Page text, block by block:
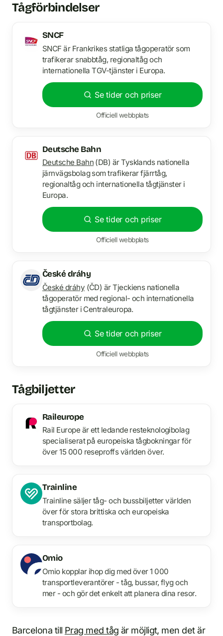
Tågförbindelser
SNCF
SNCF är Frankrikes statliga tågoperatör som
trafikerar snabbtåg, regionaltåg och
internationella TGV-tjänster i Europa.
Se tider och priser
Officiell webbplats
Deutsche Bahn
Deutsche Bahn(DB) är Tysklands nationella
järnvägsbolag som trafikerar fjärrtåg,
regionaltåg och internationella tågtjänster i
Europa.
Se tider och priser
Officiell webbplats
České dráhy
České dráhy (ČD) är Tjeckiens nationella
tågoperatör med regional- och internationella
tågtjänster i Centraleuropa.
Se tider och priser
Officiell webbplats
Tågbiljetter
Raileurope
Rail Europe är ett ledande resteknologibolag
specialiserat på europeiska tågbokningar för
över 15 000 reseproffs världen över.
Trainline
Trainline säljer tåg- och bussbiljetter världen
över för stora brittiska och europeiska
transportbolag.
Omio
Omio kopplar ihop dig med över 1 000
transportleverantörer - tåg, bussar, flyg och
mer - och gör det enkelt att planera dina resor.
Barcelona till Prag med tåg är möjligt, men det är